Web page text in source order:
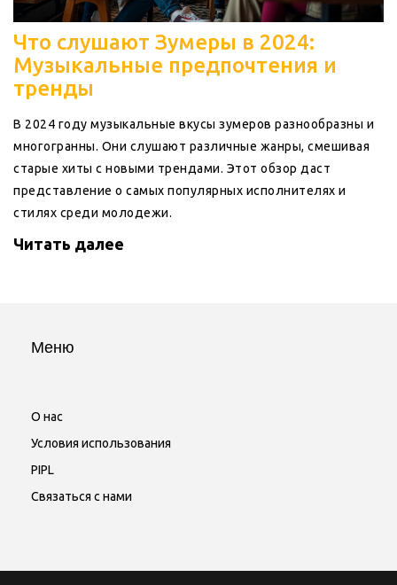
Что слушают Зумеры в 2024:
Музыкальные предпочтения и
тренды
В 2024 году музыкальные вкусы зумеров разнообразны и
многогранны. Они слушают различные жанры, смешивая
старые хиты с новыми трендами. Этот обзор даст
представление о самых популярных исполнителях и
стилях среди молодежи.
Читать далее
Меню
О нас
Условия использования
PIPL
Связаться с нами